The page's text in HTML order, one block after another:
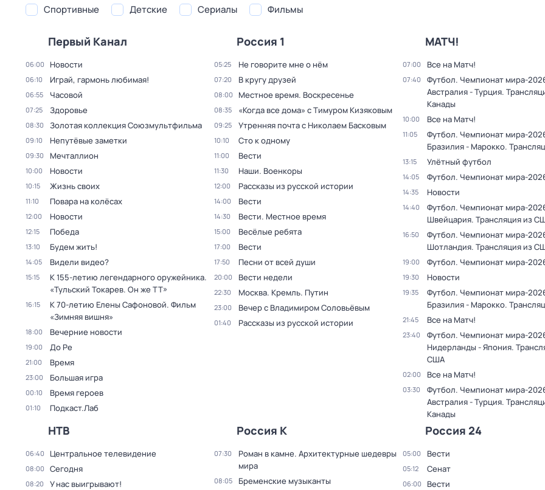
Спортивные Детские Сериалы Фильмы
Первый Канал
06:00 Новости
06:10 Играй, гармонь любимая!
06:55 Часовой
07:25 Здоровье
08:30 Золотая коллекция Союзмультфильма
09:10 Непутёвые заметки
09:30 Мечталлион
10:00 Новости
10:15 Жизнь своих
11:10 Повара на колёсах
12:00 Новости
12:15 Победа
13:10 Будем жить!
14:05 Видели видео?
15:15
К 155-летию легендарного оружейника.
«Тульский Токарев. Он же ТТ»
16:15
К 70-летию Елены Сафоновой. Фильм
«Зимняя вишня»
18:00 Вечерние новости
19:00 До Ре
21:00 Время
23:00 Большая игра
00:10 Время героев
01:10 Подкаст.Лаб
Россия 1
05:25 Не говорите мне о нём
07:20 В кругу друзей
08:00 Местное время. Воскресенье
08:35 «Когда все дома» с Тимуром Кизяковым
09:25 Утренняя почта с Николаем Басковым
10:10 Сто к одному
11:00 Вести
11:30 Наши. Военкоры
12:00 Рассказы из русской истории
14:00 Вести
14:30 Вести. Местное время
15:00 Весёлые ребята
17:00 Вести
17:50 Песни от всей души
20:00 Вести недели
22:30 Москва. Кремль. Путин
23:00 Вечер с Владимиром Соловьёвым
01:40 Рассказы из русской истории
МАТЧ!
07:00 Все на Матч!
07:40
Футбол. Чемпионат мира-
Австралия - Турция.
Канады
10:00 Все на Матч!
11:05
Футбол. Чемпионат мира-
Бразилия - Марокко.
13:15 Улётный футбол
14:05 Футбол. Чемпионат мира-
14:35 Новости
14:40
Футбол. Чемпионат мира-
Швейцария. Трансляция из
16:50
Футбол. Чемпионат мира-
Шотландия. Трансляция из
19:00 Футбол. Чемпионат мира-
19:30 Новости
19:35
Футбол. Чемпионат мира-
Бразилия - Марокко.
21:45 Все на Матч!
23:40
Футбол. Чемпионат мира-
Нидерланды - Япония.
США
02:00 Все на Матч!
03:30
Футбол. Чемпионат мира-
Австралия - Турция.
Канады
НТВ
06:40 Центральное телевидение
08:00 Сегодня
08:20 У нас выигрывают!
Россия К
07:30
Роман в камне. Архитектурные шедевры
мира
08:05 Бременские музыканты
Россия 24
05:00 Вести
05:12 Сенат
06:00 Вести